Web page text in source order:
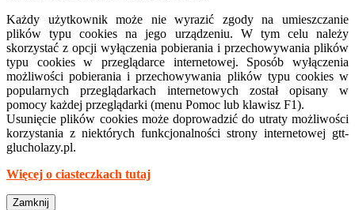
Każdy użytkownik może nie wyrazić zgody na umieszczanie
plików typu cookies na jego urządzeniu. W tym celu należy
skorzystać z opcji wyłączenia pobierania i przechowywania plików
typu cookies w przeglądarce internetowej. Sposób wyłączenia
możliwości pobierania i przechowywania plików typu cookies w
popularnych przeglądarkach internetowych został opisany w
pomocy każdej przeglądarki (menu Pomoc lub klawisz F1).
Usunięcie plików cookies może doprowadzić do utraty możliwości
korzystania z niektórych funkcjonalności strony internetowej gtt-
glucholazy.pl.
Więcej o ciasteczkach tutaj
Zamknij